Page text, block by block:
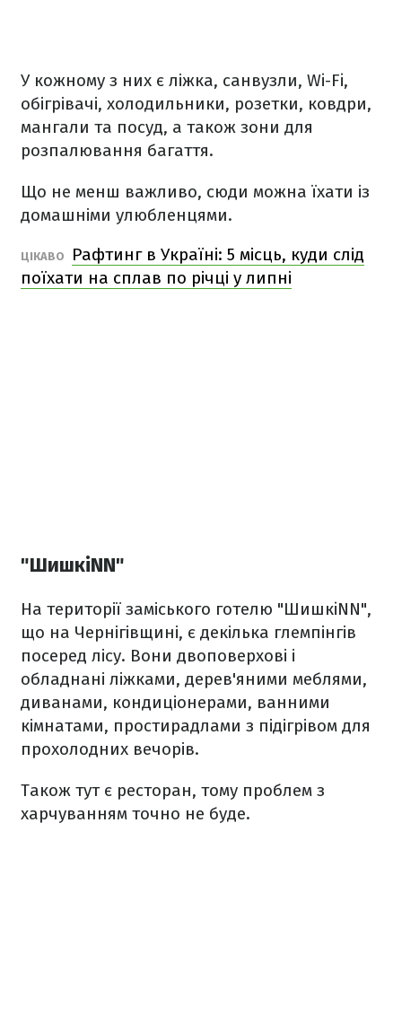
У кожному з них є ліжка, санвузли, Wi-Fi,
обігрівачі, холодильники, розетки, ковдри,
мангали та посуд, а також зони для
розпалювання багаття.
Що не менш важливо, сюди можна їхати із
домашніми улюбленцями.
ЦІКАВО
Рафтинг в Україні: 5 місць, куди слід
поїхати на сплав по річці у липні
"ШишкiNN"
На території заміського готелю "ШишкiNN",
що на Чернігівщині, є декілька глемпінгів
посеред лісу. Вони двоповерхові і
обладнані ліжками, дерев'яними меблями,
диванами, кондиціонерами, ванними
кімнатами, простирадлами з підігрівом для
прохолодних вечорів.
Також тут є ресторан, тому проблем з
харчуванням точно не буде.